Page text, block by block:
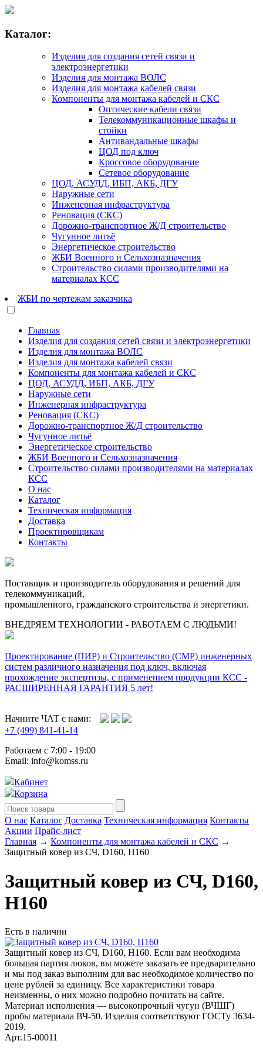
Каталог:
Изделия для создания сетей связи и
электроэнергетики
Изделия для монтажа ВОЛС
Изделия для монтажа кабелей связи
Компоненты для монтажа кабелей и СКС
Оптические кабели связи
Телекоммуникационные шкафы и
стойки
Антивандальные шкафы
ЦОД под ключ
Кроссовое оборудование
Сетевое оборудование
ЦОД, АСУДД, ИБП, АКБ, ДГУ
Наружные сети
Инженерная инфраструктура
Реновация (СКС)
Дорожно-транспортное Ж/Д строительство
Чугунное литьё
Энергетическое строительство
ЖБИ Военного и Сельхозназначения
Строительство силами производителями на
материалах КСС
ЖБИ по чертежам заказчика
Главная
Изделия для создания сетей связи и электроэнергетики
Изделия для монтажа ВОЛС
Изделия для монтажа кабелей связи
Компоненты для монтажа кабелей и СКС
ЦОД, АСУДД, ИБП, АКБ, ДГУ
Наружные сети
Инженерная инфраструктура
Реновация (СКС)
Дорожно-транспортное Ж/Д строительство
Чугунное литьё
Энергетическое строительство
ЖБИ Военного и Сельхозназначения
Строительство силами производителями на материалах
КСС
О нас
Каталог
Техническая информация
Доставка
Проектировщикам
Контакты
Поставщик и производитель оборудования и решений для
телекоммуникаций,
промышленного, гражданского строительства и энергетики.
ВНЕДРЯЕМ ТЕХНОЛОГИИ - РАБОТАЕМ С ЛЮДЬМИ!
Проектирование (ПИР) и Cтроительство (СМР) инженерных
систем различного назначения под ключ, включая
прохождение экспертизы, с применением продукции КСС -
РАСШИРЕННАЯ ГАРАНТИЯ 5 лет!
Начните ЧАТ с нами:
+7 (499) 841-41-14
Работаем с 7:00 - 19:00
Email: info@komss.ru
Кабинет
Корзина
О нас Каталог Доставка Техническая информация Контакты
Акции Прайс-лист
Главная → Компоненты для монтажа кабелей и СКС →
Защитный ковер из СЧ, D160, H160
Защитный ковер из СЧ, D160,
H160
Есть в наличии
Защитный ковер из СЧ, D160, H160. Если вам необходима
большая партия люков, вы можете заказать ее предварительно
и мы под заказ выполним для вас необходимое количество по
цене рублей за единицу. Все характеристики товара
неизменны, о них можно подробно почитать на сайте.
Материал исполнения — высокопрочный чугун (ВЧШГ)
пробы материала ВЧ-50. Изделия соответствуют ГОСТу 3634-
2019.
Арт.15-00011